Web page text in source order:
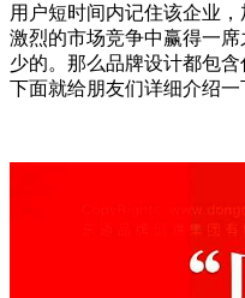
用户短时间内记住该企业
激烈的市场竞争中赢得一
少的。那么品牌设计都包
下面就给朋友们详细介绍一